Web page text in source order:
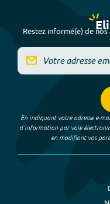
Restez informé(e) de
En indiquant votre adresse e-
d’information par voie
en modifiant vos